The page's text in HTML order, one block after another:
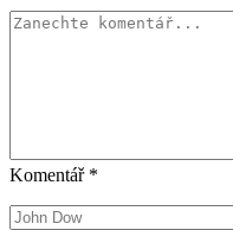
Komentář *